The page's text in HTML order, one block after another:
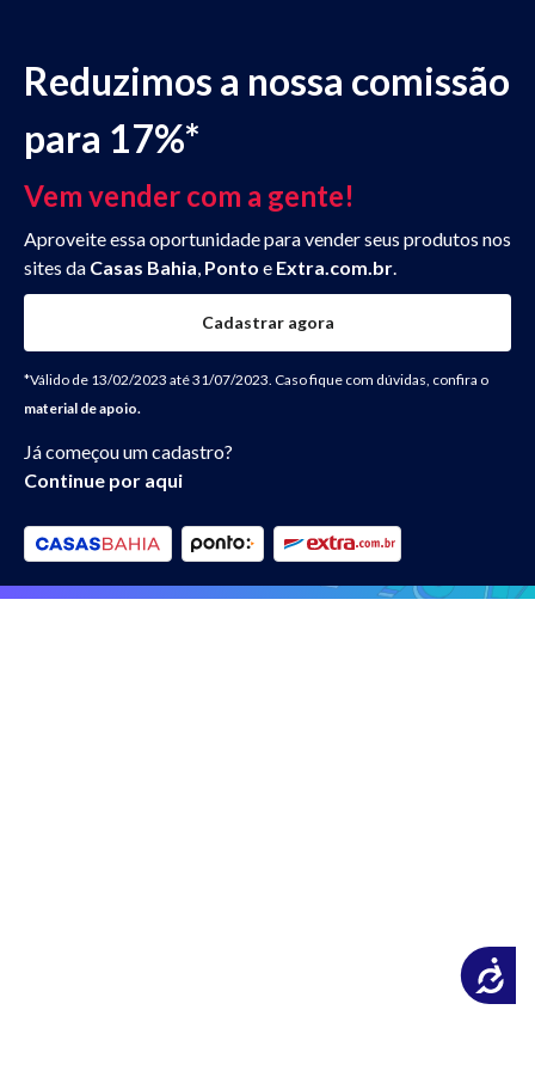
inclui
sistema
Acessibilidade
Reduzimos a nossa comissão
para 17%*
Vem vender com a gente!
Aproveite essa oportunidade para vender seus produtos nos
sites da Casas Bahia, Ponto e Extra.com.br.
Cadastrar agora
*Válido de 13/02/2023 até 31/07/2023. Caso fique com dúvidas, confira o
material de apoio.
Já começou um cadastro?
Continue por aqui